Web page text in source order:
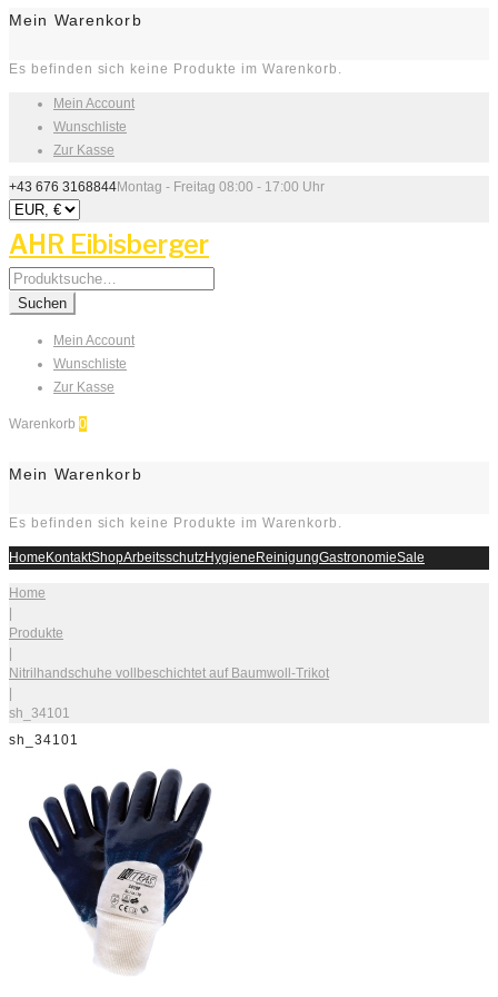
Mein Warenkorb
Es befinden sich keine Produkte im Warenkorb.
Mein Account
Wunschliste
Zur Kasse
+43 676 3168844Montag - Freitag 08:00 - 17:00 Uhr
AHR Eibisberger
Search
for:
Suchen
Mein Account
Wunschliste
Zur Kasse
Warenkorb 0
Mein Warenkorb
Es befinden sich keine Produkte im Warenkorb.
HomeKontaktShopArbeitsschutzHygieneReinigungGastronomieSale
Home
|
Produkte
|
Nitrilhandschuhe vollbeschichtet auf Baumwoll-Trikot
|
sh_34101
sh_34101